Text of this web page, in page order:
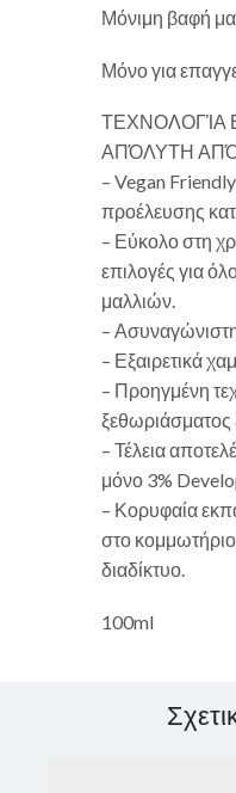
Μόνιμη βαφή
Μόνο για
ΤΕΧΝΟΛΟΓΊΑ
ΑΠΌΛΥΤΗ
– Vegan
προέλευσης
– Εύκολο στη
επιλογές για
μαλλιών.
–
– Εξαιρετικά
– Προηγμένη
ξεθωριάσματος
– Τέλεια
μόνο 3%
– Κορυφαία
στο
διαδίκτυο.
100ml